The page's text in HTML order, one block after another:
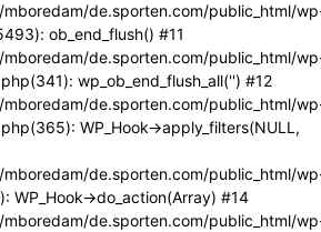
de.sporten.com/public_html/
ob_end_flush() #11
de.sporten.com/public_html/
wp_ob_end_flush_all('') #12
de.sporten.com/public_html/
WP_Hook->apply_filters(NULL,
de.sporten.com/public_html/
WP_Hook->do_action(Array) #14
de.sporten.com/public_html/